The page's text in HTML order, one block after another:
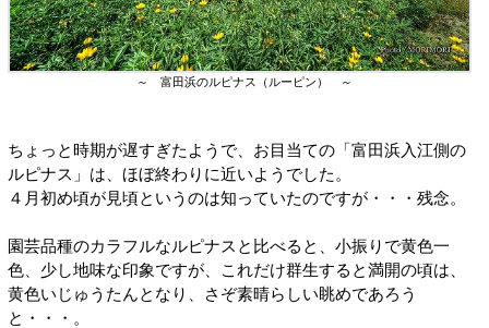
～ 富田浜のルピナス（ルーピン） ～
ちょっと時期が遅すぎたようで、お目当ての「富田浜入江側の
ルピナス」は、ほぼ終わりに近いようでした。
４月初め頃が見頃というのは知っていたのですが・・・残念。
園芸品種のカラフルなルピナスと比べると、小振りで黄色一
色、少し地味な印象ですが、これだけ群生すると満開の頃は、
黄色いじゅうたんとなり、さぞ素晴らしい眺めであろう
と・・・。